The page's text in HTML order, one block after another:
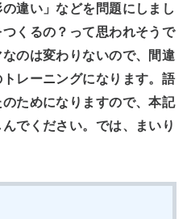
違い」などを問題にしまし
くるの？って思われそうで
のは変わりないので、間違
レーニングになります。語
ためになりますので、本記
でください。では、まいり